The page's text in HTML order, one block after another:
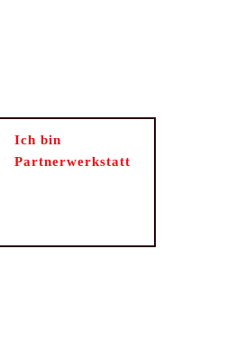
Ich bin
Partnerwerkstatt